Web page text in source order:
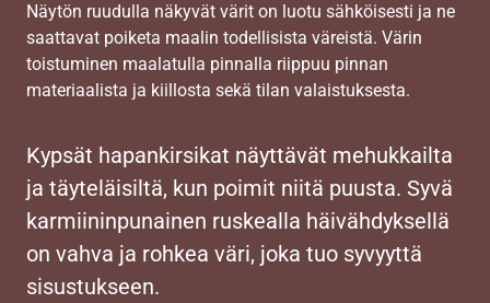
Näytön ruudulla näkyvät värit on luotu sähköisesti ja ne
saattavat poiketa maalin todellisista väreistä. Värin
toistuminen maalatulla pinnalla riippuu pinnan
materiaalista ja kiillosta sekä tilan valaistuksesta.
Kypsät hapankirsikat näyttävät mehukkailta
ja täyteläisiltä, kun poimit niitä puusta. Syvä
karmiininpunainen ruskealla häivähdyksellä
on vahva ja rohkea väri, joka tuo syvyyttä
sisustukseen.